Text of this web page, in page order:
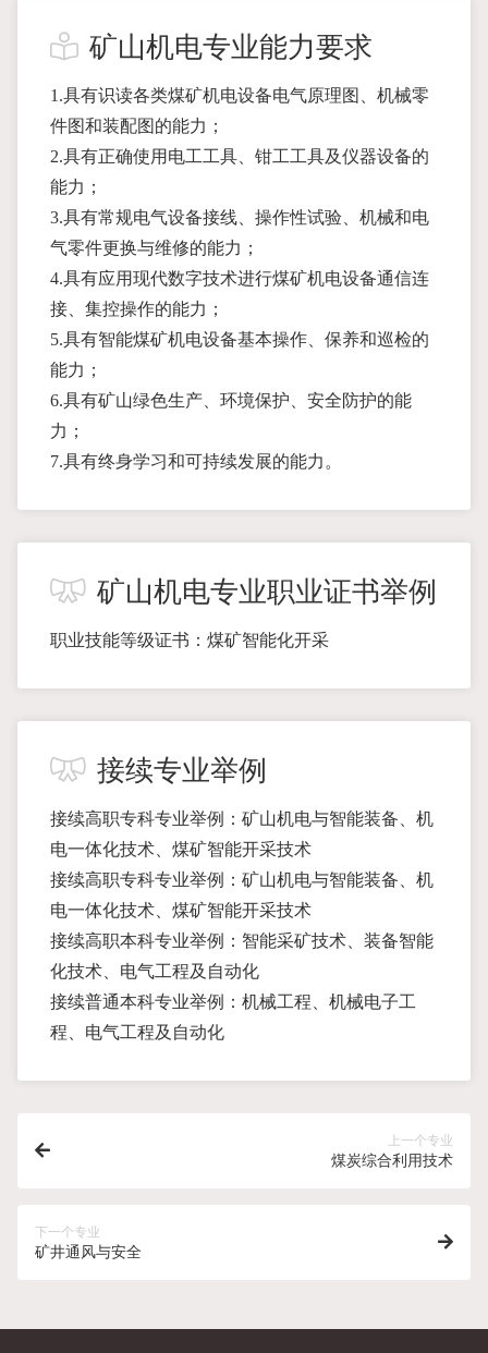
矿山机电专业能力要求
1.具有识读各类煤矿机电设备电气原理图、机械零
件图和装配图的能力；
2.具有正确使用电工工具、钳工工具及仪器设备的
能力；
3.具有常规电气设备接线、操作性试验、机械和电
气零件更换与维修的能力；
4.具有应用现代数字技术进行煤矿机电设备通信连
接、集控操作的能力；
5.具有智能煤矿机电设备基本操作、保养和巡检的
能力；
6.具有矿山绿色生产、环境保护、安全防护的能
力；
7.具有终身学习和可持续发展的能力。
矿山机电专业职业证书举例
职业技能等级证书：煤矿智能化开采
接续专业举例
接续高职专科专业举例：矿山机电与智能装备、机
电一体化技术、煤矿智能开采技术
接续高职专科专业举例：矿山机电与智能装备、机
电一体化技术、煤矿智能开采技术
接续高职本科专业举例：智能采矿技术、装备智能
化技术、电气工程及自动化
接续普通本科专业举例：机械工程、机械电子工
程、电气工程及自动化
上一个专业
煤炭综合利用技术
下一个专业
矿井通风与安全